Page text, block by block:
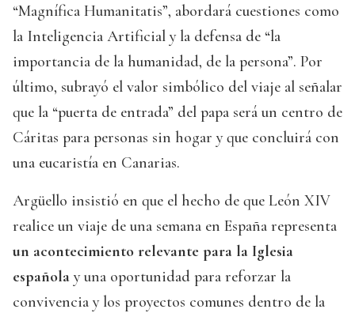
“Magnífica Humanitatis”, abordará cuestiones como
la Inteligencia Artificial y la defensa de “la
importancia de la humanidad, de la persona”. Por
último, subrayó el valor simbólico del viaje al señalar
que la “puerta de entrada” del papa será un centro de
Cáritas para personas sin hogar y que concluirá con
una eucaristía en Canarias.
Argüello insistió en que el hecho de que León XIV
realice un viaje de una semana en España representa
un acontecimiento relevante para la Iglesia
española y una oportunidad para reforzar la
convivencia y los proyectos comunes dentro de la